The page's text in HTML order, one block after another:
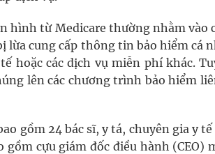
hình từ Medicare thường nhằm vào
lừa cung cấp thông tin bảo hiểm cá
hoặc các dịch vụ miễn phí khác.
lên các chương trình bảo hiểm
gồm 24 bác sĩ, y tá, chuyên gia y
gồm cựu giám đốc điều hành (CEO)